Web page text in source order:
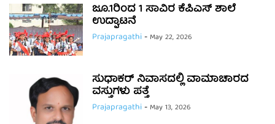
ಜೂ.1ರಿಂದ 1 ಸಾವಿರ ಕೆಪಿಎಸ್ ಶಾಲೆ
ಉದ್ಘಾಟನೆ
Prajapragathi- May 22, 2026
ಸುಧಾಕರ್ ನಿವಾಸದಲ್ಲಿ ವಾಮಾಚಾರದ
ವಸ್ತುಗಳು ಪತ್ತೆ
Prajapragathi- May 13, 2026